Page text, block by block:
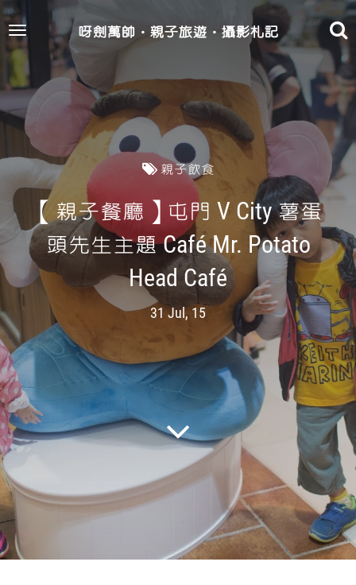
Toggle
navigation
呀劍萬帥‧親子旅遊‧攝影札記
親子飲食
【親子餐廳】屯門 V City 薯蛋
頭先生主題 Café Mr. Potato
Head Café
31 Jul, 15